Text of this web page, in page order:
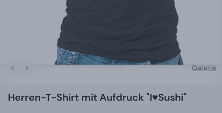
Galerie
Herren-T-Shirt mit Aufdruck "I️♥️Sushi"